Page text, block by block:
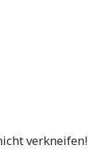
verkneifen!